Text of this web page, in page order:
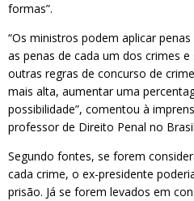
formas”.
“Os ministros podem aplicar
as penas de cada um dos crimes
outras regras de concurso de
mais alta, aumentar uma
possibilidade”, comentou à
professor de Direito Penal no
Segundo fontes, se forem
cada crime, o ex-presidente
prisão. Já se forem levados em